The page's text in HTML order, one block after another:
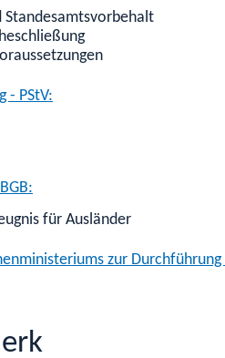
Standesamtsvorbehalt
- PStV:
für Ausländer
zur Durchführung